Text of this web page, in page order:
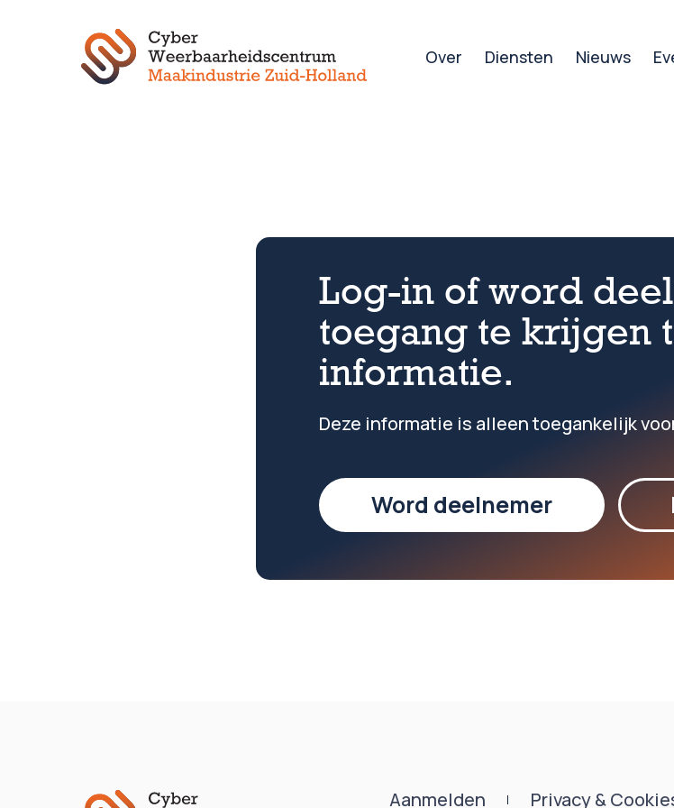
Over Diensten Nieuws
Log-in of word
toegang te krijgen
informatie.
Deze informatie is alleen toegankelijk
Word deelnemer
Aanmelden Privacy &